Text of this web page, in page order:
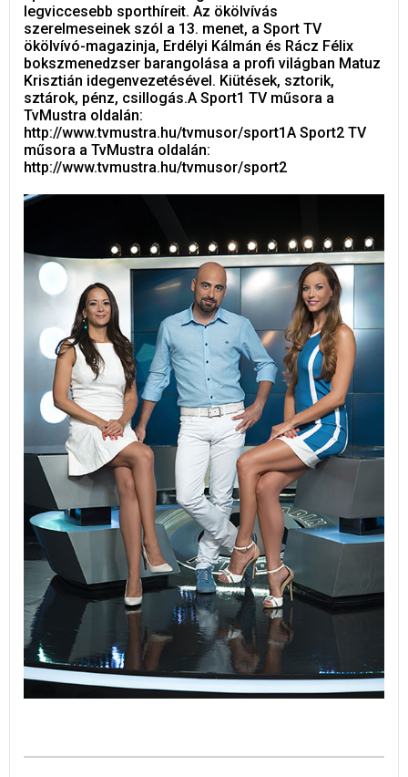
legviccesebb sporthíreit. Az ökölvívás
szerelmeseinek szól a 13. menet, a Sport TV
ökölvívó-magazinja, Erdélyi Kálmán és Rácz Félix
bokszmenedzser barangolása a profi világban Matuz
Krisztián idegenvezetésével. Kiütések, sztorik,
sztárok, pénz, csillogás.A Sport1 TV műsora a
TvMustra oldalán:
http://www.tvmustra.hu/tvmusor/sport1A Sport2 TV
műsora a TvMustra oldalán:
http://www.tvmustra.hu/tvmusor/sport2